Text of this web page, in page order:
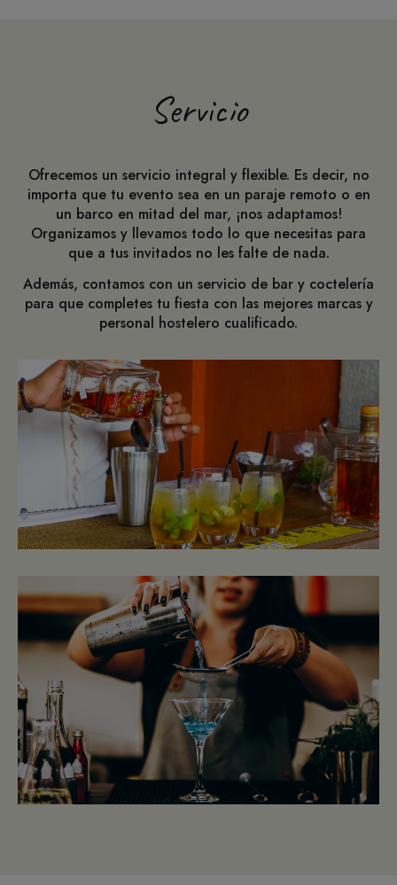
Servicio
Ofrecemos un servicio integral y flexible. Es decir, no
importa que tu evento sea en un paraje remoto o en
un barco en mitad del mar, ¡nos adaptamos!
Organizamos y llevamos todo lo que necesitas para
que a tus invitados no les falte de nada.
Además, contamos con un servicio de bar y coctelería
para que completes tu fiesta con las mejores marcas y
personal hostelero cualificado.